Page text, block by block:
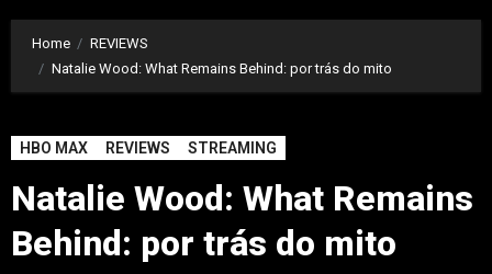
Home
REVIEWS
Natalie Wood: What Remains Behind: por trás do mito
HBO MAX REVIEWS STREAMING
Natalie Wood: What Remains
Behind: por trás do mito